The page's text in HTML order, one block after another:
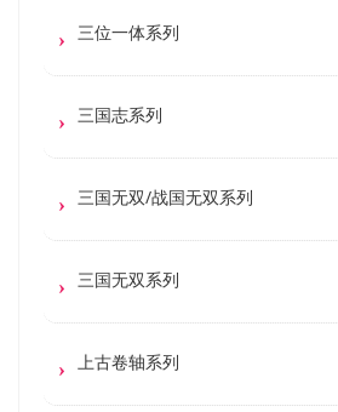
三位一体系列
三国志系列
三国无双/战国无双系列
三国无双系列
上古卷轴系列